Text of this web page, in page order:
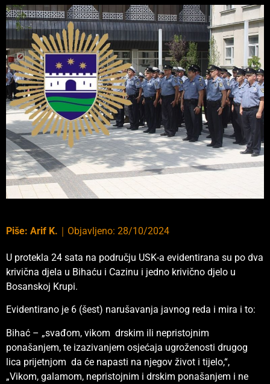
Piše: Arif K. ｜ Objavljeno: 28/10/2024
U protekla 24 sata na području USK-a evidentirana su po dva
krivična djela u Bihaću i Cazinu i jedno krivično djelo u
Bosanskoj Krupi.
Evidentirano je 6 (šest) narušavanja javnog reda i mira i to:
Bihać – „svađom, vikom drskim ili nepristojnim
ponašanjem, te izazivanjem osjećaja ugroženosti drugog
lica prijetnjom da će napasti na njegov život i tijelo,“,
„Vikom, galamom, nepristojnim i drskim ponašanjem i ne